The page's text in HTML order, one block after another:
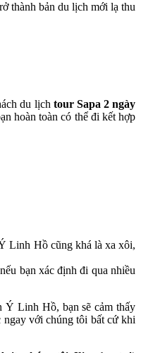
thành bản du lịch mới lạ thu
du lịch tour Sapa 2 ngày
hoàn toàn có thể đi kết hợp
Linh Hồ cũng khá là xa xôi,
bạn xác định đi qua nhiều
Ý Linh Hồ, bạn sẽ cảm thấy
ngay với chúng tôi bất cứ khi